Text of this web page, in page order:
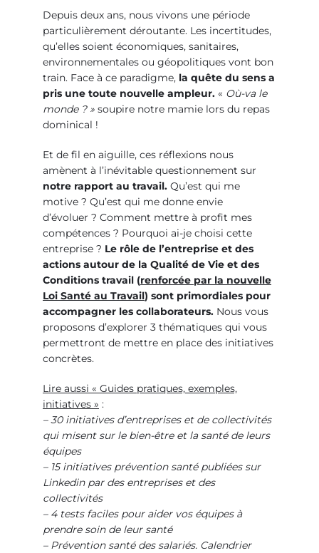
Depuis deux ans, nous vivons une période
particulièrement déroutante. Les incertitudes,
qu’elles soient économiques, sanitaires,
environnementales ou géopolitiques vont bon
train. Face à ce paradigme, la quête du sens a
pris une toute nouvelle ampleur. « Où-va le
monde ? » soupire notre mamie lors du repas
dominical !
Et de fil en aiguille, ces réflexions nous
amènent à l’inévitable questionnement sur
notre rapport au travail. Qu’est qui me
motive ? Qu’est qui me donne envie
d’évoluer ? Comment mettre à profit mes
compétences ? Pourquoi ai-je choisi cette
entreprise ? Le rôle de l’entreprise et des
actions autour de la Qualité de Vie et des
Conditions travail (renforcée par la nouvelle
Loi Santé au Travail) sont primordiales pour
accompagner les collaborateurs. Nous vous
proposons d’explorer 3 thématiques qui vous
permettront de mettre en place des initiatives
concrètes.
Lire aussi « Guides pratiques, exemples,
initiatives » :
–30 initiatives d’entreprises et de collectivités
qui misent sur le bien-être et la santé de leurs
équipes
– 15 initiatives prévention santé publiées sur
Linkedin par des entreprises et des
collectivités
– 4 tests faciles pour aider vos équipes à
prendre soin de leur santé
– Prévention santé des salariés. Calendrier